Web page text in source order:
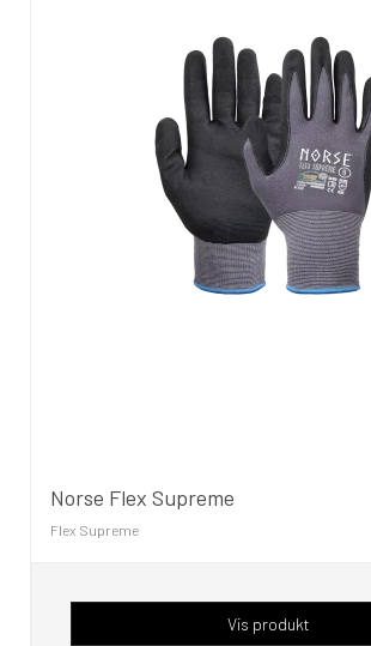
Norse Flex Supreme
Flex Supreme
Vis produkt